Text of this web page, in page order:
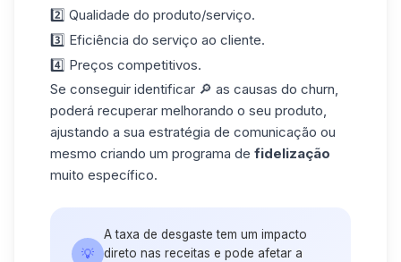
2️⃣ Qualidade do produto/serviço.
3️⃣ Eficiência do serviço ao cliente.
4️⃣ Preços competitivos.
Se conseguir identificar 🔎 as causas do churn,
poderá recuperar melhorando o seu produto,
ajustando a sua estratégia de comunicação ou
mesmo criando um programa de fidelização
muito específico.
💡
A taxa de desgaste tem um impacto
direto nas receitas e pode afetar a